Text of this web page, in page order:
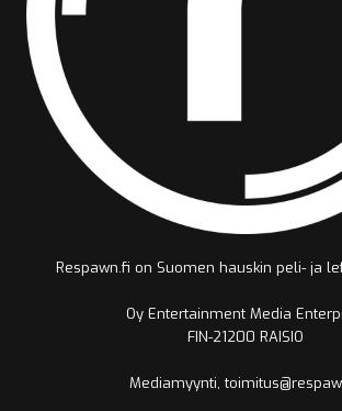
Respawn.fi on Suomen hauskin peli- ja
Oy Entertainment Media
FIN-21200 RAISIO
Mediamyynti,